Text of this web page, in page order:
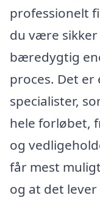
professionelt
du være
bæredygtig
proces. Det
specialister,
hele forløbet,
og
får mest
og at det